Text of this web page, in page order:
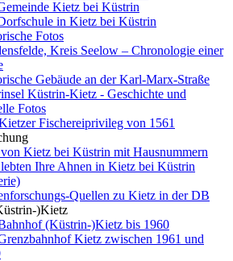
Kietz bei Küstrin
in Kietz bei Küstrin
Fotos
Kreis Seelow – Chronologie einer
Gebäude an der Karl-Marx-Straße
Küstrin-Kietz - Geschichte und
Fotos
Fischereiprivileg von 1561
Kietz bei Küstrin mit Hausnummern
Ihre Ahnen in Kietz bei Küstrin
Quellen zu Kietz in der DB
)Kietz
(Küstrin-)Kietz bis 1960
Kietz zwischen 1961 und